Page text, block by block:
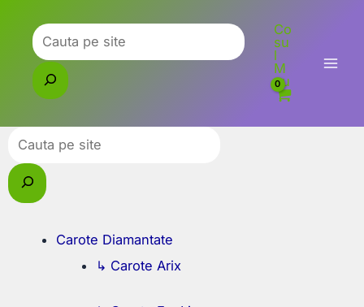
content
Caută
Co
su
l
M
eu
Caută
Carote Diamantate
↳ Carote Arix